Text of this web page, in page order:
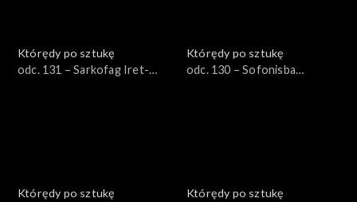
Którędy po sztukę
odc. 131 – Sarkofag Iret-
Którędy po sztukę
odc. 130 – Sofonisba
Którędy po sztukę
Którędy po sztukę